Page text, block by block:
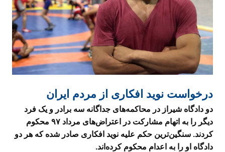
درخواست نوید افکاری از مردم ایران
دو دادگاه شیراز در محاکمه‌های جداگانه سه برادر و یک فرد
دیگر را به اتهام مشارکت در اعتراض‌های مرداد
۹۷ محکوم
کردند. سنگین‌ترین حکم علیه نوید افکاری صادر شده که هر دو
دادگاه او را به اعدام محکوم کرده‌اند.